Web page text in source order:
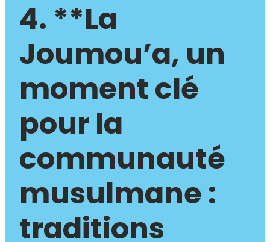
4. **La
Joumou’a, un
moment clé
pour la
communauté
musulmane :
traditions